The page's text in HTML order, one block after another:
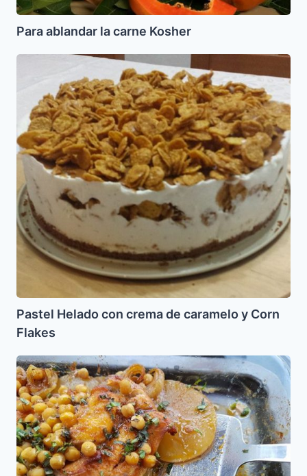
Para ablandar la carne Kosher
crema
de
caramelo
Corn
Flakes
Pastel Helado con crema de caramelo y Corn
Flakes
Pescado
Marroqui